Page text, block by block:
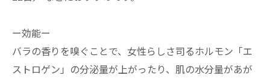
ー効能ー
バラの香りを嗅ぐことで、女性らしさ司るホルモン「エ
ストロゲン」の分泌量が上がったり、肌の水分量があが